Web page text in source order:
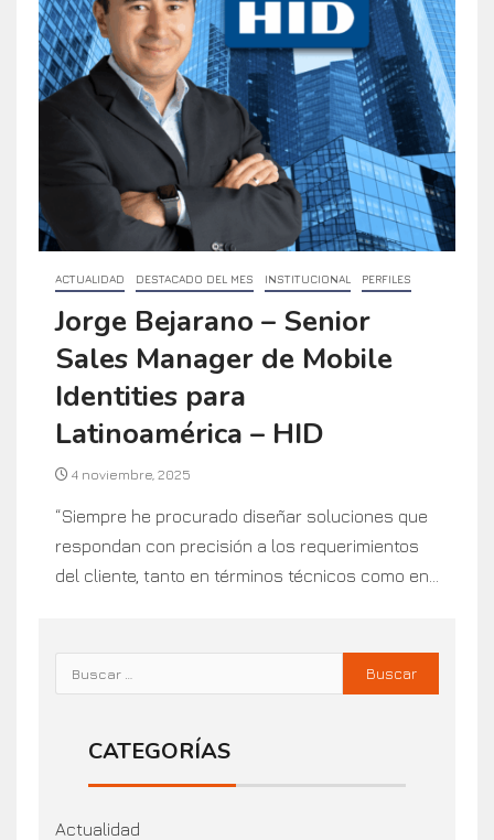
ACTUALIDAD DESTACADO DEL MES INSTITUCIONAL PERFILES
Jorge Bejarano – Senior
Sales Manager de Mobile
Identities para
Latinoamérica – HID
4 noviembre, 2025
“Siempre he procurado diseñar soluciones que
respondan con precisión a los requerimientos
del cliente, tanto en términos técnicos como en...
CATEGORÍAS
Actualidad